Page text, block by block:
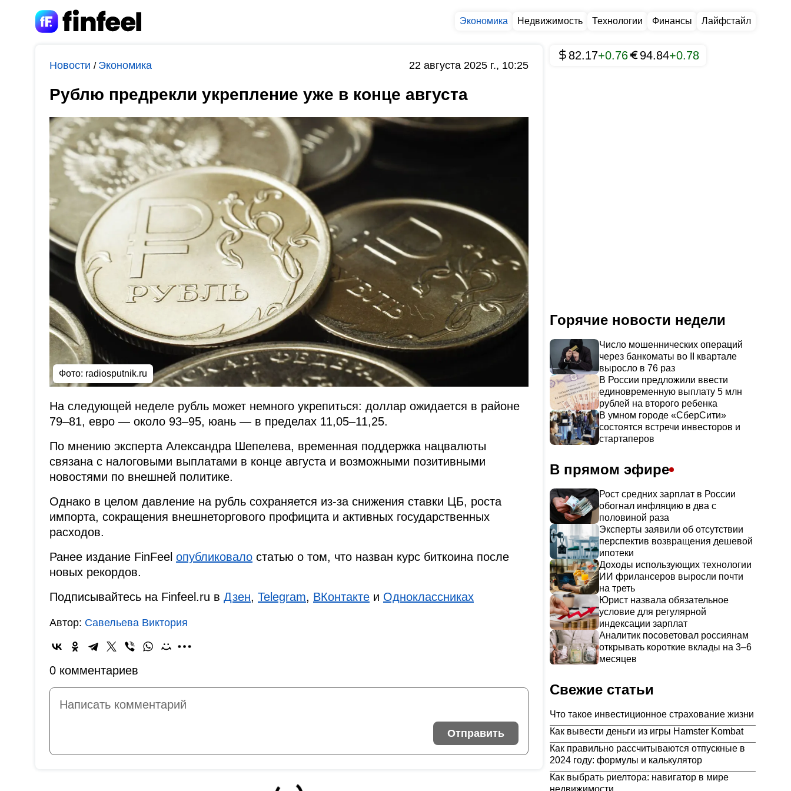
Экономика Недвижимость Технологии Финансы Лайфстайл
Новости / Экономика 22 августа 2025 г., 10:25
Рублю предрекли укрепление уже в конце августа
Фото: radiosputnik.ru
На следующей неделе рубль может немного укрепиться: доллар ожидается в районе
79–81, евро — около 93–95, юань — в пределах 11,05–11,25.
По мнению эксперта Александра Шепелева, временная поддержка нацвалюты
связана с налоговыми выплатами в конце августа и возможными позитивными
новостями по внешней политике.
Однако в целом давление на рубль сохраняется из-за снижения ставки ЦБ, роста
импорта, сокращения внешнеторгового профицита и активных государственных
расходов.
Ранее издание FinFeel опубликовало статью о том, что назван курс биткоина после
новых рекордов.
Подписывайтесь на Finfeel.ru в Дзен, Telegram, ВКонтакте и Одноклассниках
Автор: Савельева Виктория
0 комментариев
Отправить
82.17+0.76 94.84+0.78
Горячие новости недели
Число мошеннических операций
через банкоматы во II квартале
выросло в 76 раз
В России предложили ввести
единовременную выплату 5 млн
рублей на второго ребенка
В умном городе «СберСити»
состоятся встречи инвесторов и
стартаперов
В прямом эфире
Рост средних зарплат в России
обогнал инфляцию в два с
половиной раза
Эксперты заявили об отсутствии
перспектив возвращения дешевой
ипотеки
Доходы использующих технологии
ИИ фрилансеров выросли почти
на треть
Юрист назвала обязательное
условие для регулярной
индексации зарплат
Аналитик посоветовал россиянам
открывать короткие вклады на 3–6
месяцев
Свежие статьи
Что такое инвестиционное страхование жизни
Как вывести деньги из игры Hamster Kombat
Как правильно рассчитываются отпускные в
2024 году: формулы и калькулятор
Как выбрать риелтора: навигатор в мире
недвижимости